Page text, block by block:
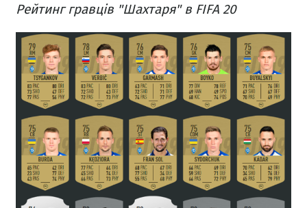
Рейтинг гравців "Шахтаря" в FIFA 20